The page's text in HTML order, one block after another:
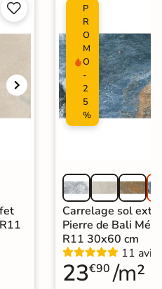
Piscine
|
terrasse effet pierre
30x60 cm
|


P
R
O
M
O
-
2
5
%
Carrelage sol
Pierre de Bali
R11 30x60 cm
11 avis
23€90 /m²